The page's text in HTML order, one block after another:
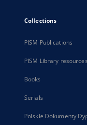
Collections
PISM Publications
PISM Library resources
Books
Serials
Polskie Dokumenty